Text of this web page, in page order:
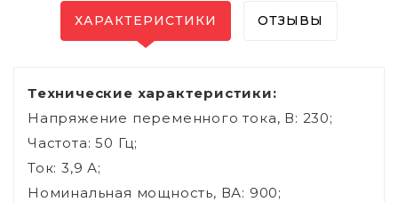
ХАРАКТЕРИСТИКИ ОТЗЫВЫ
Технические характеристики:
Напряжение переменного тока, В: 230;
Частота: 50 Гц;
Ток: 3,9 А;
Номинальная мощность, ВА: 900;